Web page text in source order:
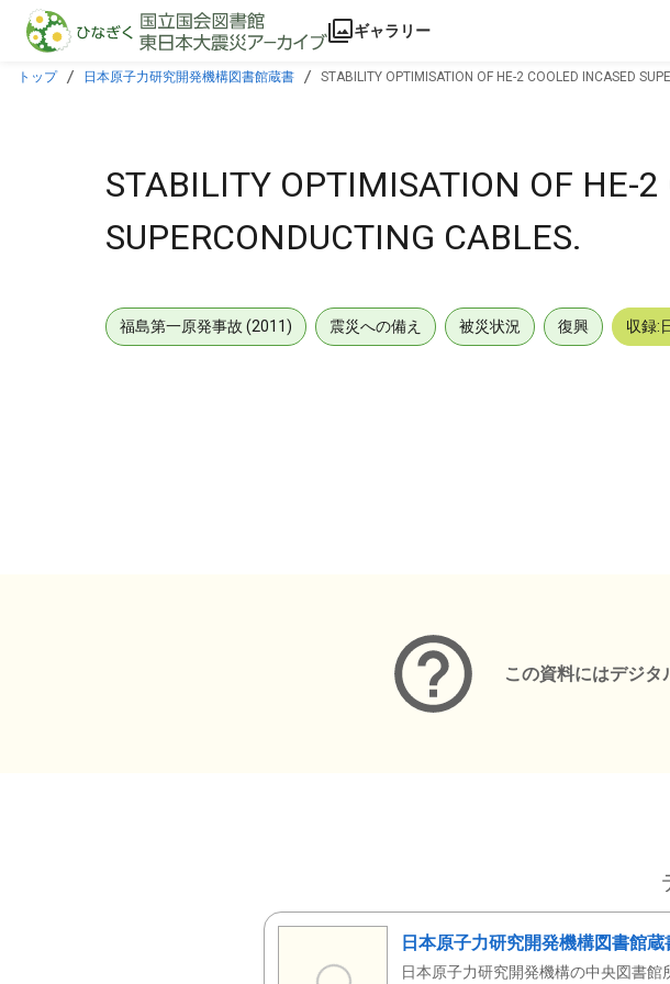
本文に飛ぶ
ギャラリー
トップ 日本原子力研究開発機構図書館蔵書 STABILITY OPTIMISATION OF HE-2 COOLED INCASED
STABILITY OPTIMISATION OF HE-2
SUPERCONDUCTING CABLES.
福島第一原発事故 (2011) 震災への備え 被災状況 復興 収録:
この資料にはデジタ
日本原子力研究開発機構図書館蔵
日本原子力研究開発機構の中央図書館